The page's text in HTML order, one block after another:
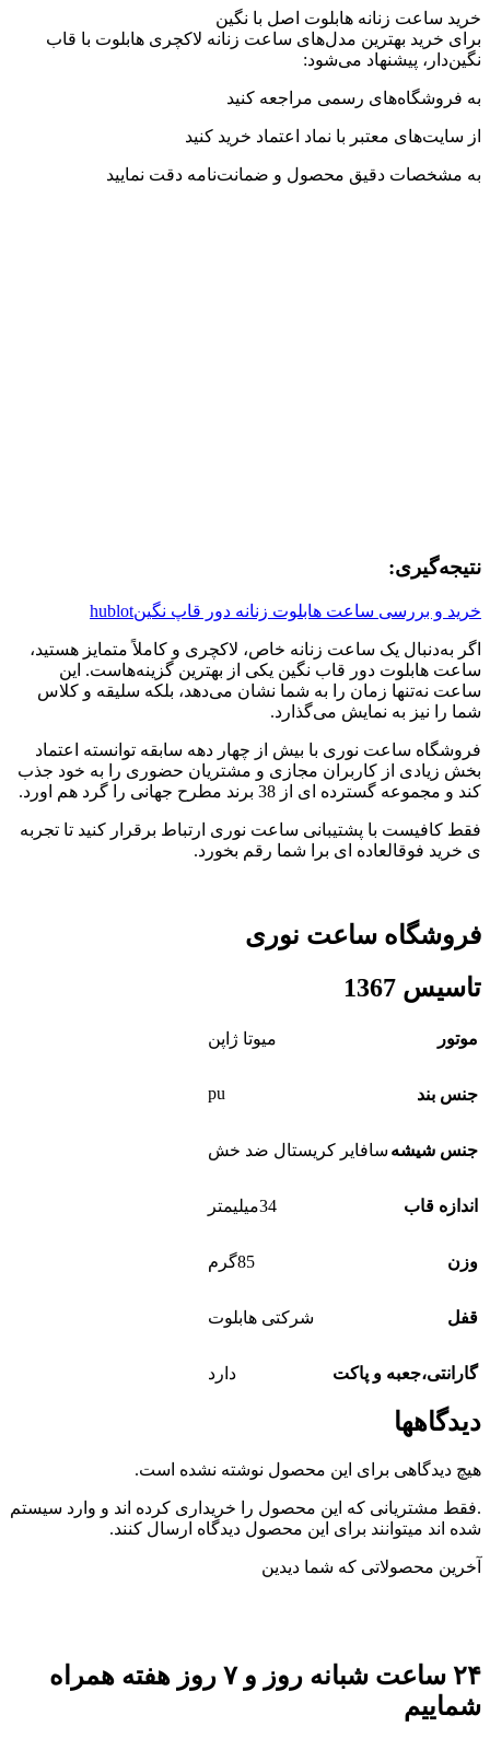
خرید ساعت زنانه هابلوت اصل با نگین
برای خرید بهترین مدل‌های ساعت زنانه لاکچری هابلوت با قاب
نگین‌دار، پیشنهاد می‌شود:
به فروشگاه‌های رسمی مراجعه کنید
از سایت‌های معتبر با نماد اعتماد خرید کنید
به مشخصات دقیق محصول و ضمانت‌نامه دقت نمایید
نتیجه‌گیری:
خرید و بررسی ساعت هابلوت زنانه دور قاپ نگینhublot
اگر به‌دنبال یک ساعت زنانه خاص، لاکچری و کاملاً متمایز هستید،
ساعت هابلوت دور قاب نگین یکی از بهترین گزینه‌هاست. این
ساعت نه‌تنها زمان را به شما نشان می‌دهد، بلکه سلیقه و کلاس
شما را نیز به نمایش می‌گذارد.
فروشگاه ساعت نوری با بیش از چهار دهه سابقه توانسته اعتماد
بخش زیادی از کاربران مجازی و مشتریان حضوری را به خود جذب
کند و مجموعه گسترده ای از 38 برند مطرح جهانی را گرد هم اورد.
فقط کافیست با پشتیبانی ساعت نوری ارتباط برقرار کنید تا تجربه
ی خرید فوقالعاده ای برا شما رقم بخورد.
فروشگاه ساعت نوری
تاسیس 1367
موتور میوتا ژاپن
جنس بند pu
جنس شیشه سافایر کریستال ضد خش
اندازه قاب 34میلیمتر
وزن 85گرم
قفل شرکتی هابلوت
گارانتی،جعبه و پاکت دارد
دیدگاهها
هیچ دیدگاهی برای این محصول نوشته نشده است.
.فقط مشتریانی که این محصول را خریداری کرده اند و وارد سیستم
شده اند میتوانند برای این محصول دیدگاه ارسال کنند.
آخرین محصولاتی که شما دیدین
۲۴ ساعت شبانه روز و ۷ روز هفته همراه
شماییم